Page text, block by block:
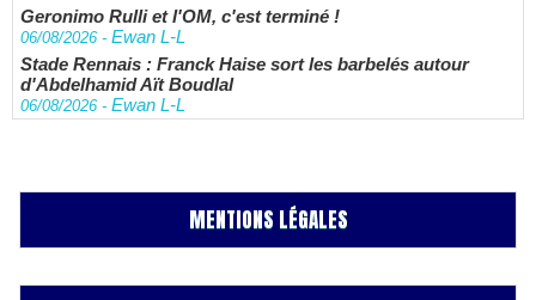
Geronimo Rulli et l'OM, c'est terminé !
06/08/2026 - Ewan L-L
Stade Rennais : Franck Haise sort les barbelés autour
d'Abdelhamid Aït Boudlal
06/08/2026 - Ewan L-L
MENTIONS LÉGALES